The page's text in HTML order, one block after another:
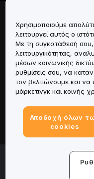
Πληροφορίες
Υπηρεσίες
Υποστήριξη
Προϊόντα
Νομικά
© 2025-2026 Bybit.eu.
Όροι παροχής
Χρησιμοποιούμε
λειτουργεί αυτός ο
Με τη συγκατάθεσή
λειτουργικότητας,
μέσων κοινωνικής
ρυθμίσεις σου, να
τον βελτιώνουμε και να
μάρκετινγκ και κοινής
Αποδοχή όλων
cookies